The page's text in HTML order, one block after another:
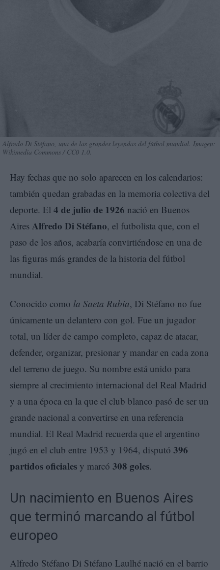
Alfredo Di Stéfano, una de las grandes leyendas del fútbol mundial. Imagen:
Wikimedia Commons / CC0 1.0.
Hay fechas que no solo aparecen en los calendarios:
también quedan grabadas en la memoria colectiva del
deporte. El 4 de julio de 1926 nació en Buenos
Aires Alfredo Di Stéfano, el futbolista que, con el
paso de los años, acabaría convirtiéndose en una de
las figuras más grandes de la historia del fútbol
mundial.
Conocido como la Saeta Rubia, Di Stéfano no fue
únicamente un delantero con gol. Fue un jugador
total, un líder de campo completo, capaz de atacar,
defender, organizar, presionar y mandar en cada zona
del terreno de juego. Su nombre está unido para
siempre al crecimiento internacional del Real Madrid
y a una época en la que el club blanco pasó de ser un
grande nacional a convertirse en una referencia
mundial. El Real Madrid recuerda que el argentino
jugó en el club entre 1953 y 1964, disputó 396
partidos oficiales y marcó 308 goles.
Un nacimiento en Buenos Aires
que terminó marcando al fútbol
europeo
Alfredo Stéfano Di Stéfano Laulhé nació en el barrio